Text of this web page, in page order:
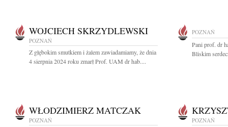
WOJCIECH SKRZYDLEWSKI
POZNAŃ
Z głębokim smutkiem i żalem zawiadamiamy, że dnia
4 sierpnia 2024 roku zmarł Prof. UAM dr hab....
POZNAŃ
Pani prof. dr
Bliskim
WŁODZIMIERZ MATCZAK
POZNAŃ POZNAŃ